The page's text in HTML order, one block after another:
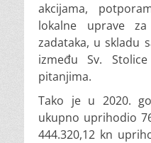
akcijama,
lokalne uprave
zadataka, u skladu
između Sv.
pitanjima.
Tako je u 2020.
ukupno uprihodio
444.320,12 kn